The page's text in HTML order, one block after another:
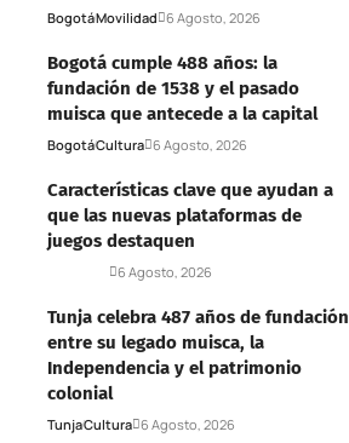
BogotáMovilidad 6 Agosto, 2026
Bogotá cumple 488 años: la
fundación de 1538 y el pasado
muisca que antecede a la capital
BogotáCultura 6 Agosto, 2026
Características clave que ayudan a
que las nuevas plataformas de
juegos destaquen
6 Agosto, 2026
Tunja celebra 487 años de fundación
entre su legado muisca, la
Independencia y el patrimonio
colonial
TunjaCultura 6 Agosto, 2026